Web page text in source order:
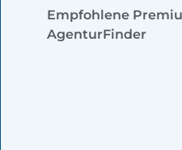
Empfohlene
AgenturFinder